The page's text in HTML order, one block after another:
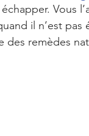
Vous
il n’est
remèdes